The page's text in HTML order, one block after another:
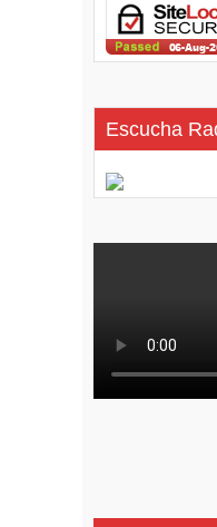
Escucha